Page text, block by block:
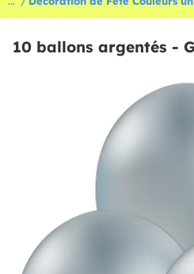
10 ballons argentés -